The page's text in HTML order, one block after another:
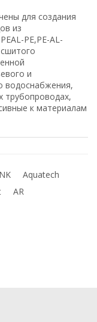
для создания
из
PE,PE-AL-
и
водоснабжения,
трубопроводах,
к материалам
Aquatech
AR